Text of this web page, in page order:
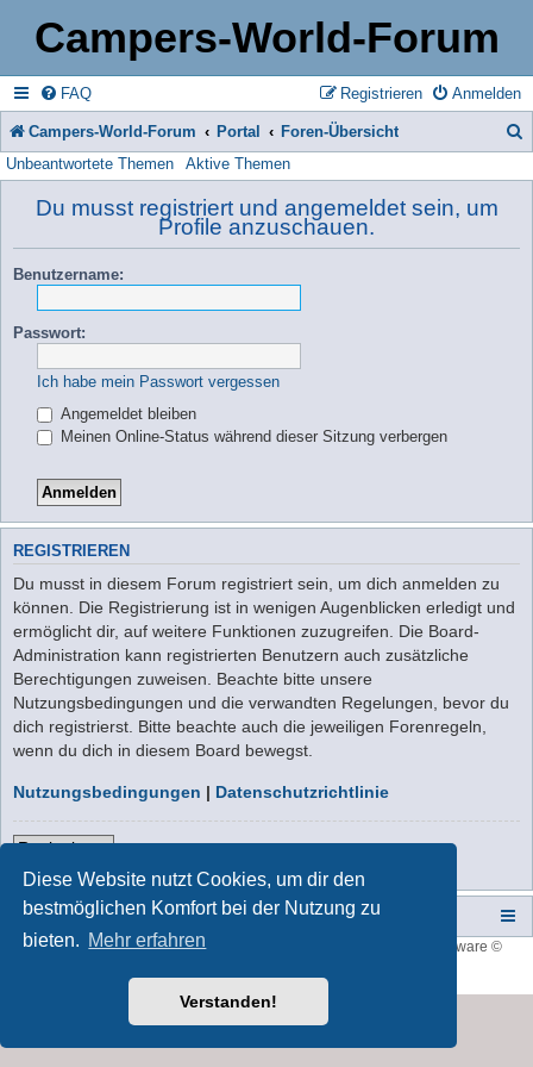
Diese Website nutzt Cookies, um dir den
bestmöglichen Komfort bei der Nutzung zu
bieten. Mehr erfahren
Verstanden!
Campers-World-Forum
FAQ Anmelden
Registrieren
Campers-World-Forum Portal Foren-Übersicht
Unbeantwortete Themen Aktive Themen
Du musst registriert und angemeldet sein, um
Profile anzuschauen.
Benutzername:
Passwort:
Ich habe mein Passwort vergessen
Angemeldet bleiben
Meinen Online-Status während dieser Sitzung verbergen
REGISTRIEREN
Du musst in diesem Forum registriert sein, um dich anmelden zu
können. Die Registrierung ist in wenigen Augenblicken erledigt und
ermöglicht dir, auf weitere Funktionen zuzugreifen. Die Board-
Administration kann registrierten Benutzern auch zusätzliche
Berechtigungen zuweisen. Beachte bitte unsere
Nutzungsbedingungen und die verwandten Regelungen, bevor du
dich registrierst. Bitte beachte auch die jeweiligen Forenregeln,
wenn du dich in diesem Board bewegst.
Nutzungsbedingungen | Datenschutzrichtlinie
Registrieren
Campers-World-Forum Portal Foren-Übersicht
Style developer byforum tricolor
® Forum Software ©
Deutsche Übersetzung durch